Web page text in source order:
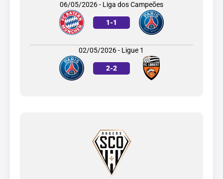
06/05/2026 - Liga dos Campeões
1-1
02/05/2026 - Ligue 1
2-2